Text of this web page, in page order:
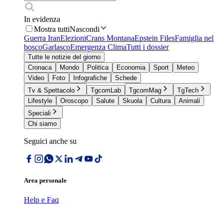
In evidenza
Mostra tuttiNascondi
Guerra IranElezioniCrans MontanaEpstein FilesFamiglia nel
boscoGarlascoEmergenza ClimaTutti i dossier
Tutte le notizie del giorno
Cronaca
Mondo Politica Economia Sport
Meteo
Video
Foto Infografiche
Schede
Tv & Spettacolo
TgcomLab TgcomMag
TgTech
Lifestyle
Oroscopo Salute Skuola Cultura
Animali
Speciali
Chi siamo
Seguici anche su
Area personale
Help e Faq